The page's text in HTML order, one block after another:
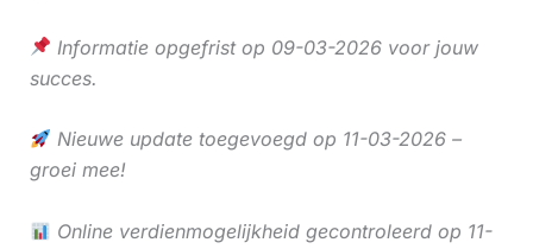
Informatie opgefrist op 09-03-2026 voor jouw
succes.
Nieuwe update toegevoegd op 11-03-2026 –
groei mee!
Online verdienmogelijkheid gecontroleerd op 11-